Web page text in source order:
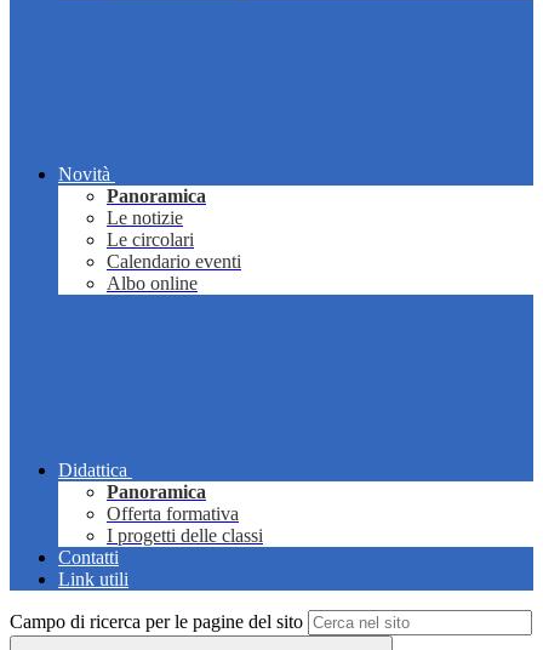
Novità
Panoramica
Le notizie
Le circolari
Calendario eventi
Albo online
Didattica
Panoramica
Offerta formativa
I progetti delle classi
Contatti
Link utili
Campo di ricerca per le pagine del sito